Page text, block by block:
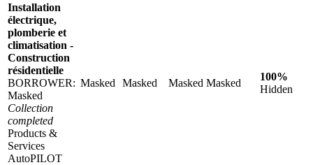
Installation
électrique,
plomberie et
climatisation -
Construction
résidentielle
BORROWER:
Masked
Collection
completed
Products &
Services
AutoPILOT
Masked Masked Masked Masked
100%
Hidden